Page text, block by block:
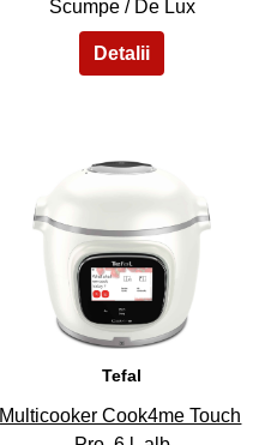
Scumpe / De Lux
44
Tefal
Multicooker Cook4me Touch